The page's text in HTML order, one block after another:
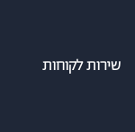
מיטה וחצי
שירות לקוחות